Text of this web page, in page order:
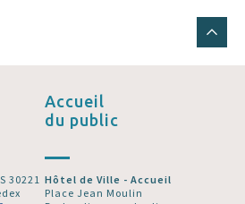
30221
Accueil
du public
Hôtel de Ville - Accueil
Place Jean Moulin